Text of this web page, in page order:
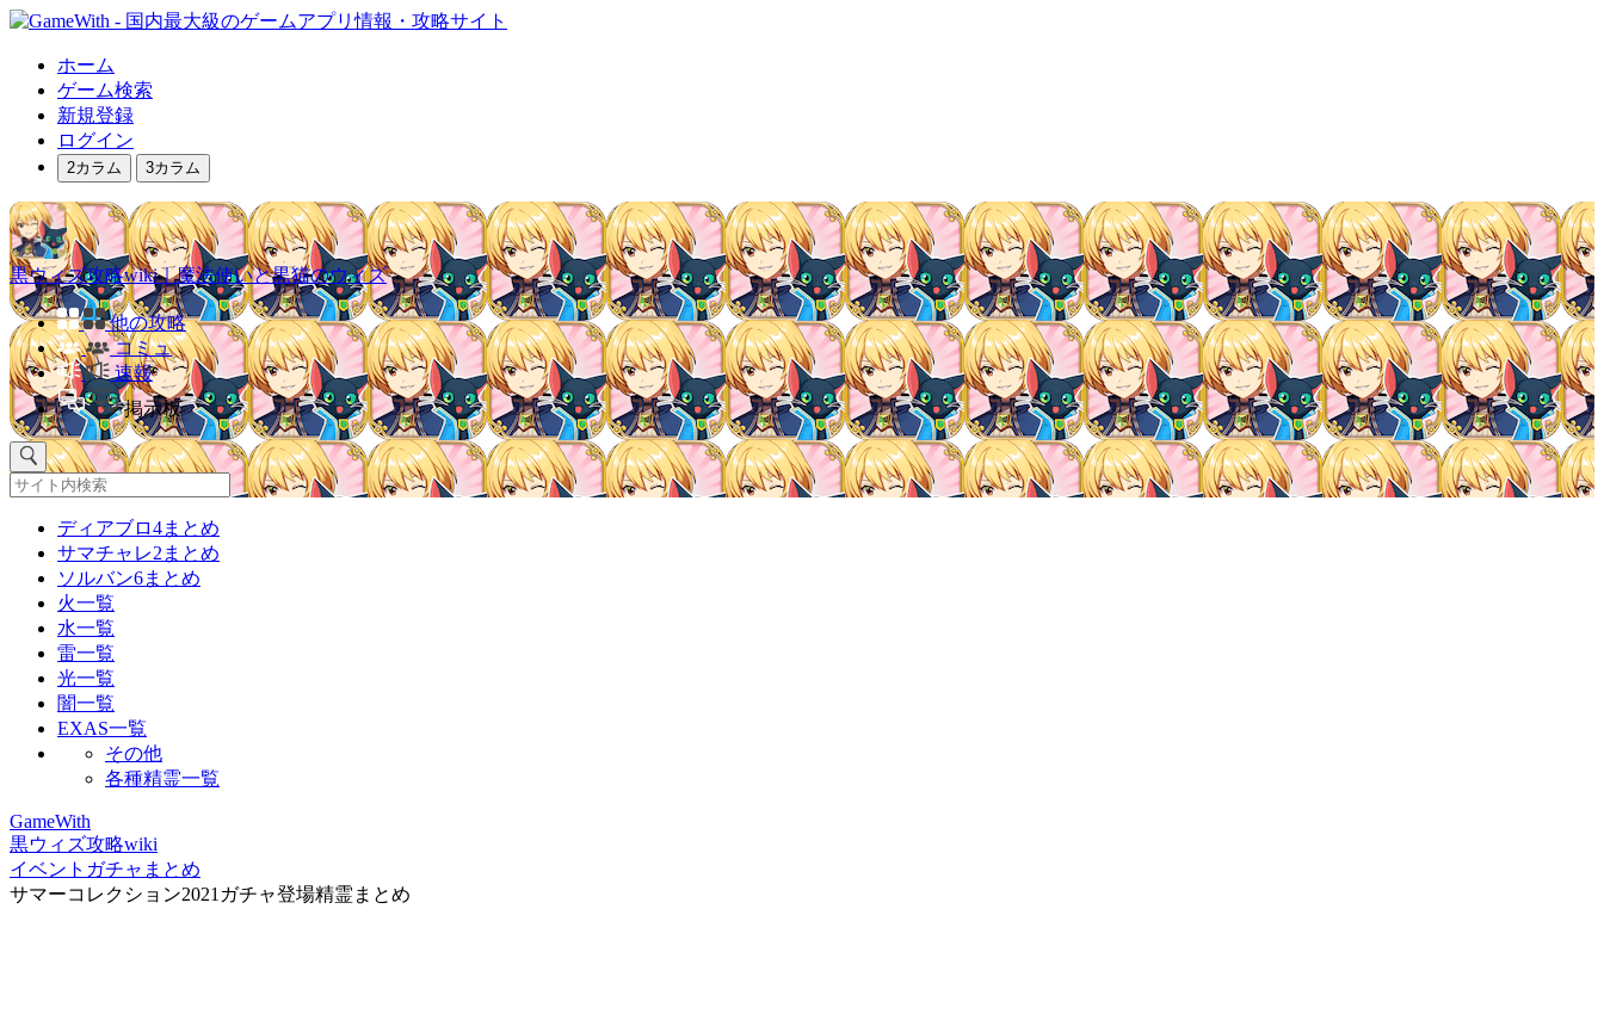
ホーム
ゲーム検索
新規登録
ログイン
2カラム 3カラム
黒ウィズ攻略wiki｜魔法使いと黒猫のウィズ
他の攻略
コミュ
速報
掲示板
ディアブロ4まとめ
サマチャレ2まとめ
ソルバン6まとめ
火一覧
水一覧
雷一覧
光一覧
闇一覧
EXAS一覧
その他
各種精霊一覧
GameWith
黒ウィズ攻略wiki
イベントガチャまとめ
サマーコレクション2021ガチャ登場精霊まとめ